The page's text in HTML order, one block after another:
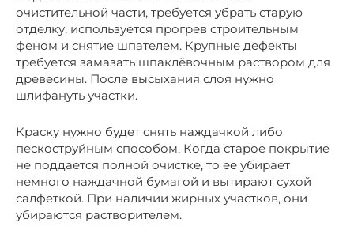
очистительной части, требуется убрать старую
отделку, используется прогрев строительным
феном и снятие шпателем. Крупные дефекты
требуется замазать шпаклёвочным раствором для
древесины. После высыхания слоя нужно
шлифануть участки.
Краску нужно будет снять наждачкой либо
пескоструйным способом. Когда старое покрытие
не поддается полной очистке, то ее убирает
немного наждачной бумагой и вытирают сухой
салфеткой. При наличии жирных участков, они
убираются растворителем.